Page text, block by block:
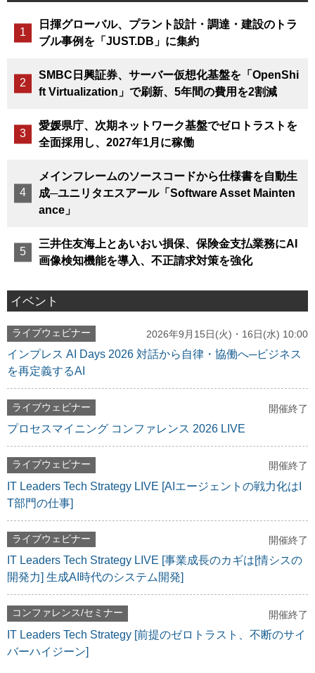
日揮グローバル、プラント設計・調達・建設のトラ
ブル事例を「JUST.DB」に集約
SMBC日興証券、サーバー仮想化基盤を「OpenShi
ft Virtualization」で刷新、5年間の費用を2割減
愛媛県庁、次期ネットワーク基盤でゼロトラストを
全面採用し、2027年1月に稼働
メインフレームのソースコードから仕様書を自動生
成─ユニリタエスアール「Software Asset Mainten
ance」
三井住友海上とあいおい損保、保険金支払業務にAI
画像検知機能を導入、不正請求対策を強化
イベント
ライブウェビナー 2026年9月15日(火)・16日(水) 10:00
インプレス AI Days 2026 対話から自律・協働へ─ビジネス
を再定義するAI
ライブウェビナー 開催終了
プロセスマイニング コンファレンス 2026 LIVE
ライブウェビナー 開催終了
IT Leaders Tech Strategy LIVE [AIエージェントの戦力化はI
T部門の仕事]
ライブウェビナー 開催終了
IT Leaders Tech Strategy LIVE [事業成長のカギは[情シスの
開発力] 生成AI時代のシステム開発]
コンファレンス/セミナー 開催終了
IT Leaders Tech Strategy [前提のゼロトラスト、不断のサイ
バーハイジーン]